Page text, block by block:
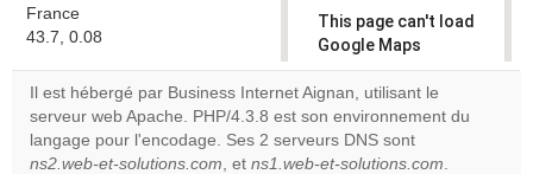
France
43.7, 0.08
This page can't load
Google Maps
correctly.
Do you
own this
website?
Il est hébergé par Business Internet Aignan, utilisant le
serveur web Apache. PHP/4.3.8 est son environnement du
langage pour l'encodage. Ses 2 serveurs DNS sont
ns2.web-et-solutions.com, et ns1.web-et-solutions.com.